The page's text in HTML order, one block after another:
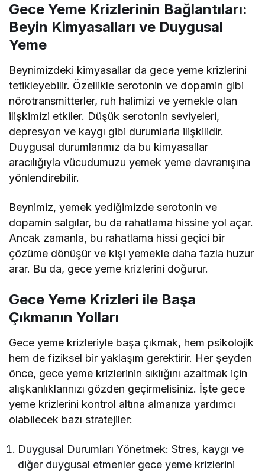
Gece Yeme Krizlerinin Bağlantıları:
Beyin Kimyasalları ve Duygusal
Yeme
Beynimizdeki kimyasallar da gece yeme krizlerini
tetikleyebilir. Özellikle serotonin ve dopamin gibi
nörotransmitterler, ruh halimizi ve yemekle olan
ilişkimizi etkiler. Düşük serotonin seviyeleri,
depresyon ve kaygı gibi durumlarla ilişkilidir.
Duygusal durumlarımız da bu kimyasallar
aracılığıyla vücudumuzu yemek yeme davranışına
yönlendirebilir.
Beynimiz, yemek yediğimizde serotonin ve
dopamin salgılar, bu da rahatlama hissine yol açar.
Ancak zamanla, bu rahatlama hissi geçici bir
çözüme dönüşür ve kişi yemekle daha fazla huzur
arar. Bu da, gece yeme krizlerini doğurur.
Gece Yeme Krizleri ile Başa
Çıkmanın Yolları
Gece yeme krizleriyle başa çıkmak, hem psikolojik
hem de fiziksel bir yaklaşım gerektirir. Her şeyden
önce, gece yeme krizlerinin sıklığını azaltmak için
alışkanlıklarınızı gözden geçirmelisiniz. İşte gece
yeme krizlerini kontrol altına almanıza yardımcı
olabilecek bazı stratejiler:
Duygusal Durumları Yönetmek: Stres, kaygı ve
diğer duygusal etmenler gece yeme krizlerini